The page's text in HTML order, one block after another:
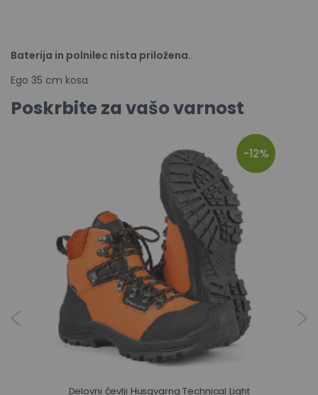
Baterija in polnilec nista priložena.
Ego 35 cm kosa
Poskrbite za vašo varnost
-12%
Delovni čevlji Husqvarna Technical Light